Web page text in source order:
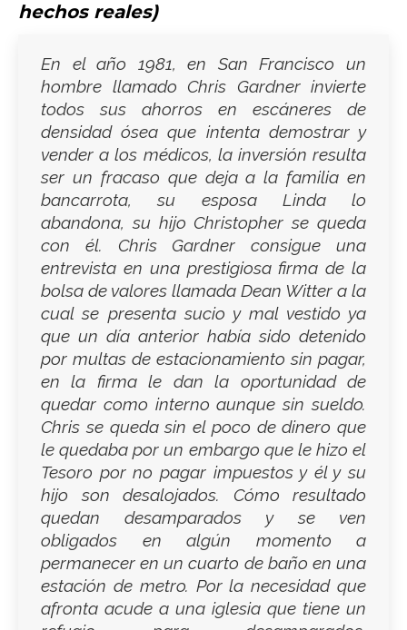
hechos reales)
En el año 1981, en San Francisco un
hombre llamado Chris Gardner invierte
todos sus ahorros en escáneres de
densidad ósea que intenta demostrar y
vender a los médicos, la inversión resulta
ser un fracaso que deja a la familia en
bancarrota, su esposa Linda lo
abandona, su hijo Christopher se queda
con él. Chris Gardner consigue una
entrevista en una prestigiosa firma de la
bolsa de valores llamada Dean Witter a la
cual se presenta sucio y mal vestido ya
que un día anterior había sido detenido
por multas de estacionamiento sin pagar,
en la firma le dan la oportunidad de
quedar como interno aunque sin sueldo.
Chris se queda sin el poco de dinero que
le quedaba por un embargo que le hizo el
Tesoro por no pagar impuestos y él y su
hijo son desalojados. Cómo resultado
quedan desamparados y se ven
obligados en algún momento a
permanecer en un cuarto de baño en una
estación de metro. Por la necesidad que
afronta acude a una iglesia que tiene un